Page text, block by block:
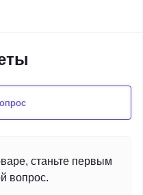
станьте первым
вопрос.